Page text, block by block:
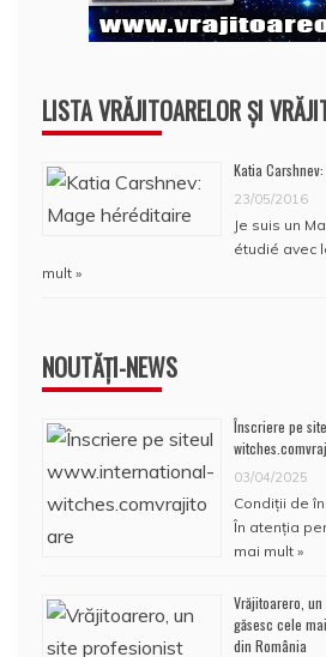
LISTA VRĂJITOARELOR ȘI
Katia
23/05/2016
Je suis un
étudié avec
mult »
NOUTĂȚI-NEWS
Înscriere pe
03/04/2025
Condiţii de
În atenţia
mai mult »
Vrăjitoarero,
găsesc cele
din România